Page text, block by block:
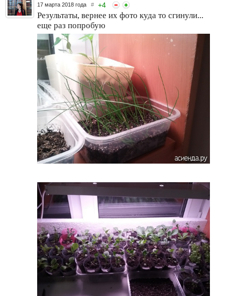
17 марта 2018 года # +4
Результаты, вернее их фото куда то сгинули...
еще раз попробую